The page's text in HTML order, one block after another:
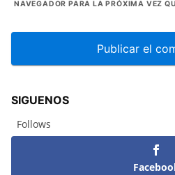
NAVEGADOR PARA LA PRÓXIMA VEZ
SIGUENOS
Follows